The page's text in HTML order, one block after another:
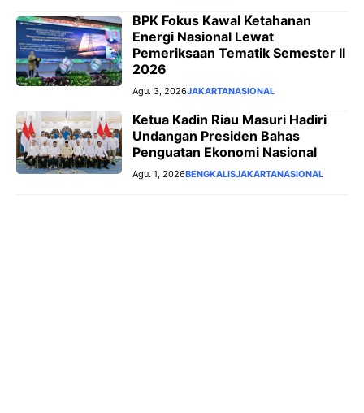
BPK Fokus Kawal Ketahanan
Energi Nasional Lewat
Pemeriksaan Tematik Semester II
2026
Agu. 3, 2026JAKARTANASIONAL
Ketua Kadin Riau Masuri Hadiri
Undangan Presiden Bahas
Penguatan Ekonomi Nasional
Agu. 1, 2026BENGKALISJAKARTANASIONAL